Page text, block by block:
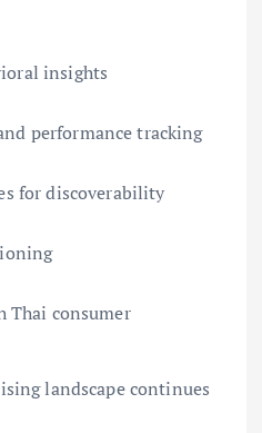
insights
performance tracking
for discoverability
consumer
landscape continues